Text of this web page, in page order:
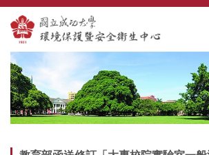
跳
到
主
要
內
容
區